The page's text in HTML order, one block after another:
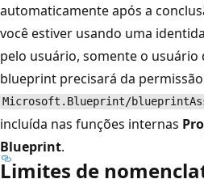
automaticamente após a
você estiver usando uma
pelo usuário, somente o
blueprint precisará da permissão
Microsoft.Blueprint/
incluída nas funções internas
Blueprint.
Limites de